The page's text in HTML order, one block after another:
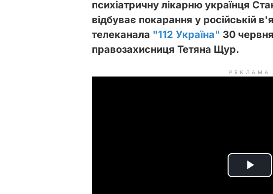
психіатричну лікарню українця
відбуває покарання у російській
телеканала "112 Україна" 30
правозахисниця Тетяна Щур.
РЕКЛАМА
P